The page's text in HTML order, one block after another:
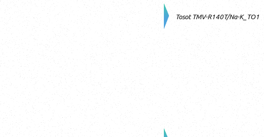
Tosot TMV-R140T/Na-K_TO1